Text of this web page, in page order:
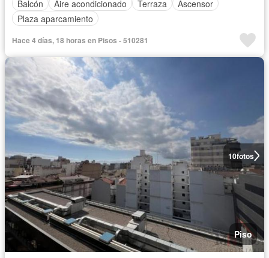
Balcón
Aire acondicionado Terraza
Ascensor
Plaza aparcamiento
Hace 4 días, 18 horas en Pisos - 510281
10fotos
Piso